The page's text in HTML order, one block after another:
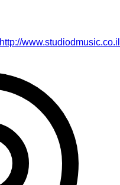
http://www.studiodmusic.co.il